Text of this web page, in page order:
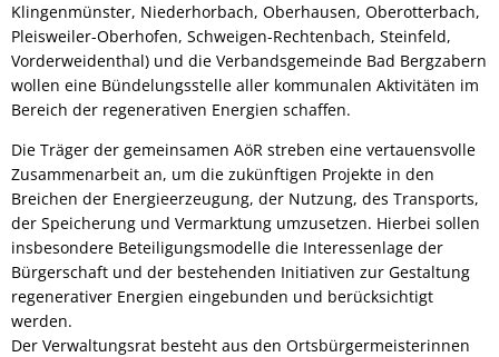
Klingenmünster, Niederhorbach, Oberhausen, Oberotterbach,
Pleisweiler-Oberhofen, Schweigen-Rechtenbach, Steinfeld,
Vorderweidenthal) und die Verbandsgemeinde Bad Bergzabern
wollen eine Bündelungsstelle aller kommunalen Aktivitäten im
Bereich der regenerativen Energien schaffen.
Die Träger der gemeinsamen AöR streben eine vertauensvolle
Zusammenarbeit an, um die zukünftigen Projekte in den
Breichen der Energieerzeugung, der Nutzung, des Transports,
der Speicherung und Vermarktung umzusetzen. Hierbei sollen
insbesondere Beteiligungsmodelle die Interessenlage der
Bürgerschaft und der bestehenden Initiativen zur Gestaltung
regenerativer Energien eingebunden und berücksichtigt
werden.
Der Verwaltungsrat besteht aus den Ortsbürgermeisterinnen